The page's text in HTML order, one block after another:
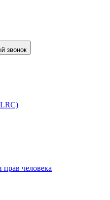
звонок
прав человека